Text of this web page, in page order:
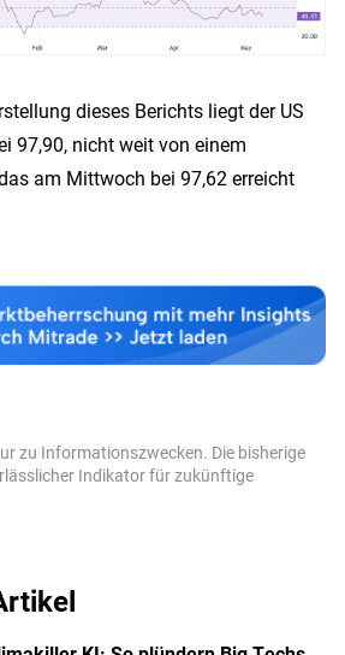
dieses Berichts liegt der US
97,90, nicht weit von einem
am Mittwoch bei 97,62 erreicht
zu Informationszwecken. Die bisherige
Indikator für zukünftige